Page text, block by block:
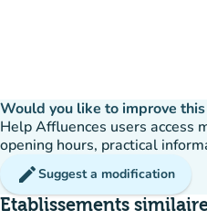
Would you like to improve
Help Affluences users access
opening hours, practical
editSuggest a modification
Etablissements